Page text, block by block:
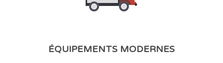
ÉQUIPEMENTS MODERNES